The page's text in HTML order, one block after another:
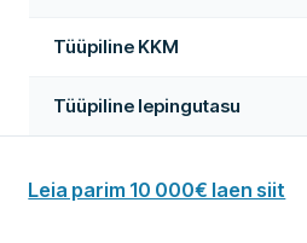
Tüüpiline KKM
Tüüpiline lepingutasu
Leia parim 10 000€ laen siit